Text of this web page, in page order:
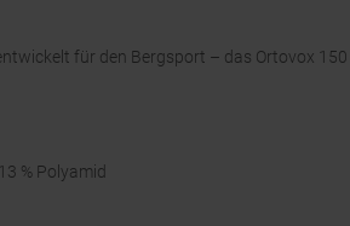
für den Bergsport – das Ortovox 150
% Polyamid